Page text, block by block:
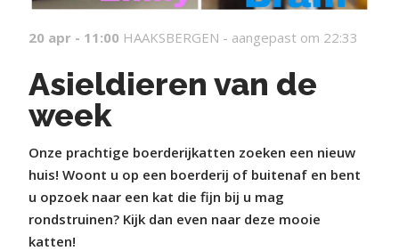
20 apr - 11:00 HAAKSBERGEN - aangepast om 22:33
Asieldieren van de
week
Onze prachtige boerderijkatten zoeken een nieuw
huis! Woont u op een boerderij of buitenaf en bent
u opzoek naar een kat die fijn bij u mag
rondstruinen? Kijk dan even naar deze mooie
katten!